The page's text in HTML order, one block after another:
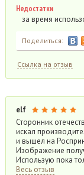
Недостатки
за время
Поделиться:
Ссылка на отзыв
elf
Сторонник
искал
и вышел на
Изображение
Использую пока
Весь отзыв